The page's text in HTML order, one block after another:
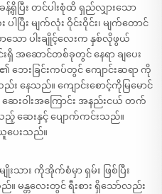
ပြီး တင်ပါးစုံထိ ရှည်လျှားသော
း မျက်လုံး ဝိုင်းဝိုင်း၊ မျက်တောင်
သော ပါးချိုင့်လေးက နှစ်လိုဖွယ်
ရှိ အဆောင်တစ်ခုတွင် နေရာ ချပေး
ဘေးခြင်းကပ်တွင် ကျောင်းဆရာ ကို
နေသည်။ ကျောင်းစောင့်ကိုမြမောင်
ေးဝါးအကြောင်း အနည်းငယ် တက်
သည့် ဆေးနှင့် ပျောက်ကင်းသည်။
ယူပေးသည်။
သား ကိုအိုက်စံမှာ ရှမ်း ဖြစ်ပြီး
မန္တလေးတွင် ရီးစား ရှိသော်လည်း